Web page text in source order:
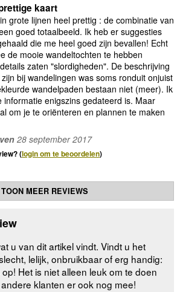
kaart
grote lijnen heel prettig : de combinatie van
goed totaalbeeld. Ik heb er suggesties
die me heel goed zijn bevallen! Echt
de mooie wandeltochten te hebben
zaten "slordigheden". De beschrijving
bij wandelingen was soms ronduit onjuist
wandelpaden bestaan niet (meer). Ik
informatie enigszins gedateerd is. Maar
om je te oriënteren en plannen te maken
28 september 2017
(login om te beoordelen)
TOON MEER REVIEWS
u van dit artikel vindt. Vindt u het
lelijk, onbruikbaar of erg handig:
Het is niet alleen leuk om te doen
klanten er ook nog mee!